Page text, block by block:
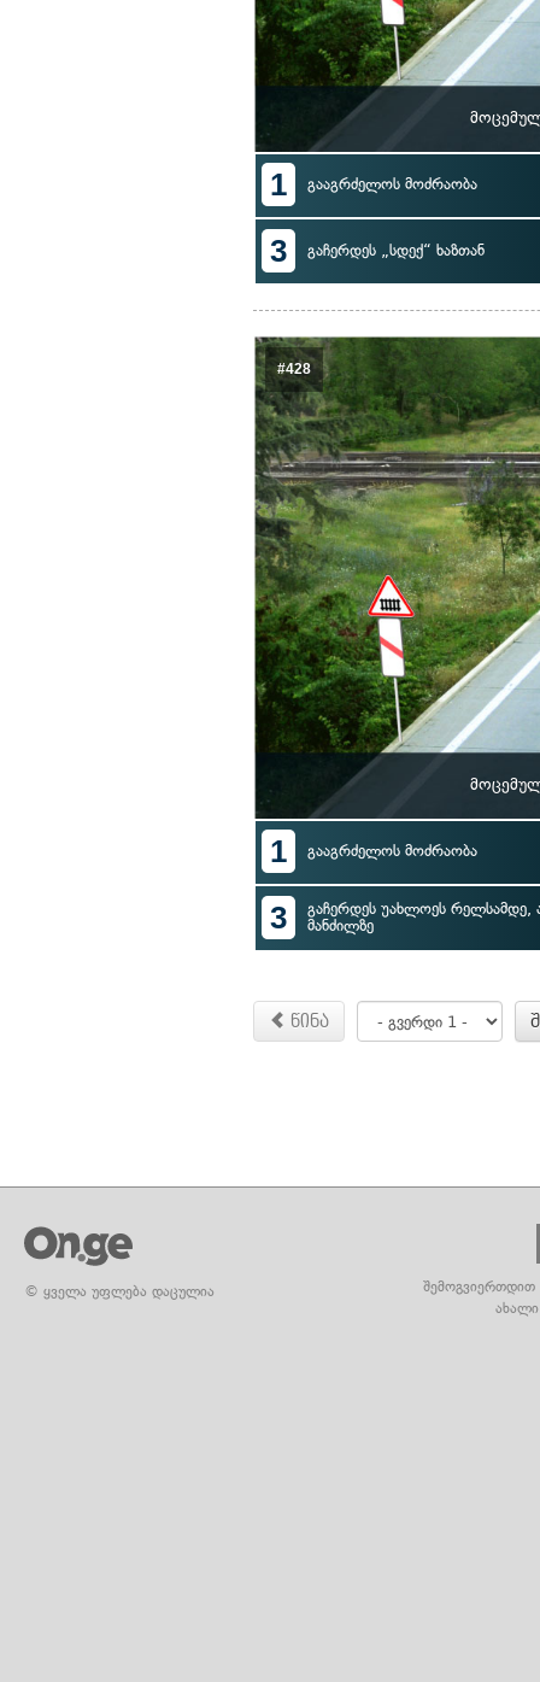
1 გააგრძელოს მოძრაობა
3 გაჩერდეს „სდექ“ ხაზთან
#428
1 გააგრძელოს მოძრაობა
3
გაჩერდეს უახლოეს რელსამდე,
მანძილზე
წინა
© ყველა უფლება დაცულია
შემოგვიერთდით
ახალი